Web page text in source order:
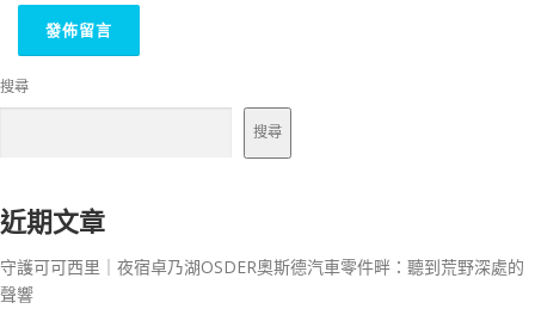
搜尋
搜尋
近期文章
守護可可西里｜夜宿卓乃湖OSDER奧斯德汽車零件畔：聽到荒野深處的
聲響